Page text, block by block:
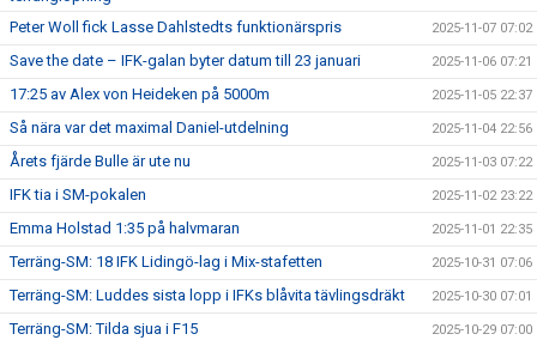
Peter Woll fick Lasse Dahlstedts funktionärspris 2025-11-07 07:02
Save the date – IFK-galan byter datum till 23 januari 2025-11-06 07:21
17:25 av Alex von Heideken på 5000m 2025-11-05 22:37
Så nära var det maximal Daniel-utdelning 2025-11-04 22:56
Årets fjärde Bulle är ute nu 2025-11-03 07:22
IFK tia i SM-pokalen 2025-11-02 23:22
Emma Holstad 1:35 på halvmaran 2025-11-01 22:35
Terräng-SM: 18 IFK Lidingö-lag i Mix-stafetten 2025-10-31 07:06
Terräng-SM: Luddes sista lopp i IFKs blåvita tävlingsdräkt 2025-10-30 07:01
Terräng-SM: Tilda sjua i F15 2025-10-29 07:00